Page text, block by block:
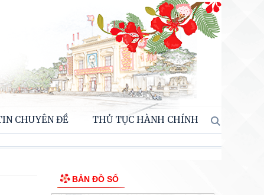
CHUYÊN ĐỀ THỦ TỤC HÀNH CHÍNH
BẢN ĐỒ SỐ